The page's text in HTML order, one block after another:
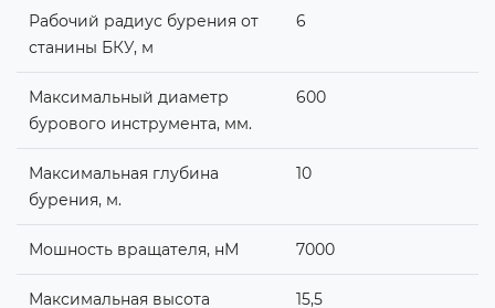
Рабочий радиус бурения от
станины БКУ, м
6
Максимальный диаметр
бурового инструмента, мм.
600
Максимальная глубина
бурения, м.
10
Мошность вращателя, нМ 7000
Максимальная высота
15,5